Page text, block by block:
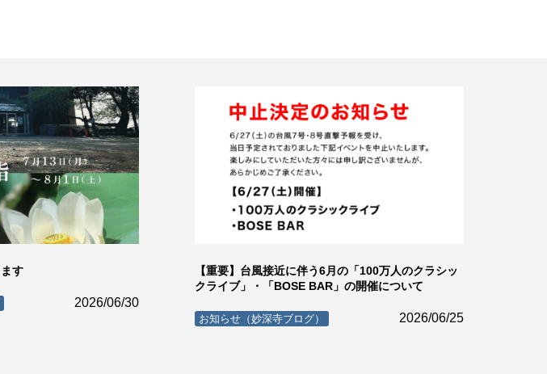
す
2026/06/30
【重要】台風接近に伴う6月の「100万人のクラシッ
クライブ」・「BOSE BAR」の開催について
お知らせ（妙深寺ブログ） 2026/06/25